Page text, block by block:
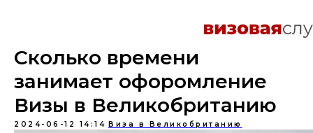
Сколько времени
занимает офоромление
Визы в Великобританию
2024-06-12 14:14 Виза в Великобританию